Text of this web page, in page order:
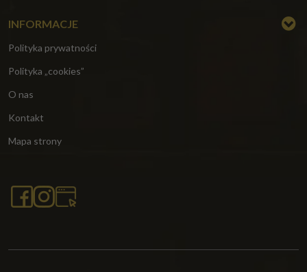
INFORMACJE
Polityka prywatności
Polityka „cookies”
O nas
Kontakt
Mapa strony